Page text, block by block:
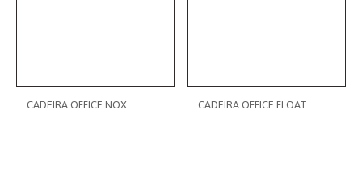
CADEIRA OFFICE NOX CADEIRA OFFICE FLOAT